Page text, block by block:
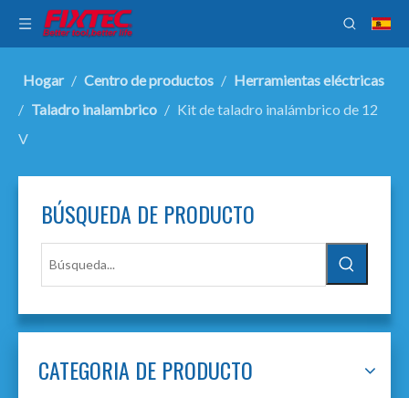
Hogar / Centro de productos / Herramientas eléctricas
/ Taladro inalambrico / Kit de taladro inalámbrico de 12
V
BÚSQUEDA DE PRODUCTO
CATEGORIA DE PRODUCTO